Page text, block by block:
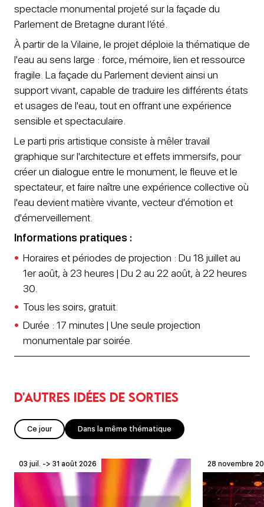
spectacle monumental projeté sur la façade du
Parlement de Bretagne durant l’été.
À partir de la Vilaine, le projet déploie la thématique de
l'eau au sens large : force, mémoire, lien et ressource
fragile. La façade du Parlement devient ainsi un
support vivant, capable de traduire les différents états
et usages de l'eau, tout en offrant une expérience
sensible et spectaculaire.
Le parti pris artistique consiste à mêler travail
graphique sur l'architecture et effets immersifs, pour
créer un dialogue entre le monument, le fleuve et le
spectateur, et faire naître une expérience collective où
l'eau devient matière vivante, vecteur d'émotion et
d'émerveillement.
Informations pratiques :
Horaires et périodes de projection : Du 18 juillet au
1er août, à 23 heures | Du 2 au 22 août, à 22 heures
30.
Tous les soirs, gratuit.
Durée : 17 minutes | Une seule projection
monumentale par soirée.
D'autres idées de sorties
Ce jour Dans la même thématique
03 juil. -> 31 août 2026 28 novembre